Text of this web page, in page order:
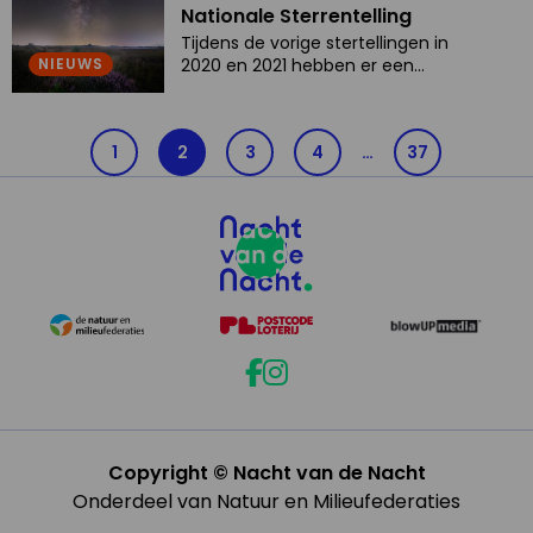
met het bericht dat ze zich voor
haar opleiding aan de
Nederlandse Fotovakschool ...
NIEUWS
Nationale Sterrentelling
Tijdens de vorige stertellingen in
2020 en 2021 hebben er een
leren ...Tijdens de vorige
stertellingen in 2020 en 2021
hebben er een heleboel mensen
hebben kunnen leren ...
about
Nationale
Sterrentelling
1 2 3 4 … 37
Copyright © Nacht van de Nacht
Onderdeel van Natuur en Milieufederaties